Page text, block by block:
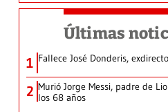
Últimas
1 Fallece José Donderis,
2 Murió Jorge Messi, padre de
los 68 años